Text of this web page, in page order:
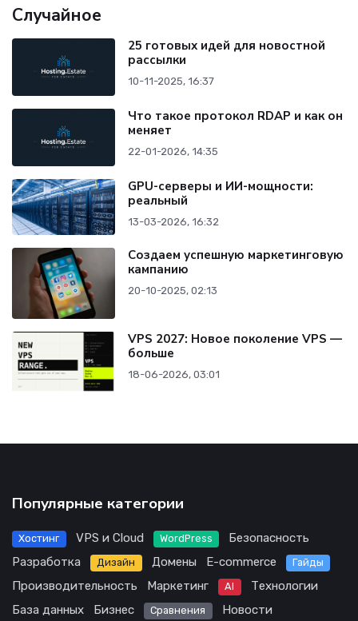
Случайное
25 готовых идей для новостной
рассылки
10-11-2025, 16:37
Что такое протокол RDAP и как он
меняет
22-01-2026, 14:35
GPU-серверы и ИИ-мощности:
реальный
13-03-2026, 16:32
Создаем успешную маркетинговую
кампанию
20-10-2025, 02:13
VPS 2027: Новое поколение VPS —
больше
18-06-2026, 03:01
Популярные категории
Хостинг VPS и Cloud WordPress
Безопасность
Разработка
Дизайн Домены E-commerce Гайды
Производительность Маркетинг AI
Технологии
База данных
Бизнес Сравнения
Новости